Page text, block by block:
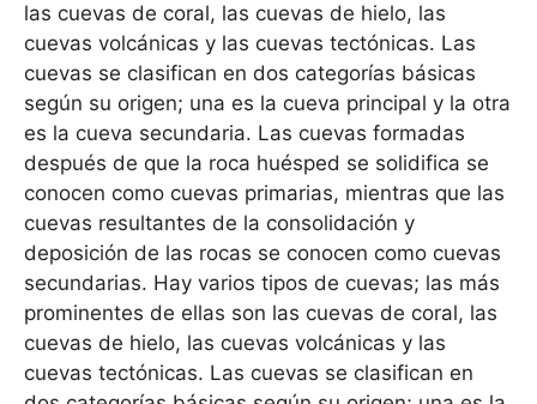
las cuevas de coral, las cuevas de hielo, las
cuevas volcánicas y las cuevas tectónicas. Las
cuevas se clasifican en dos categorías básicas
según su origen; una es la cueva principal y la otra
es la cueva secundaria. Las cuevas formadas
después de que la roca huésped se solidifica se
conocen como cuevas primarias, mientras que las
cuevas resultantes de la consolidación y
deposición de las rocas se conocen como cuevas
secundarias. Hay varios tipos de cuevas; las más
prominentes de ellas son las cuevas de coral, las
cuevas de hielo, las cuevas volcánicas y las
cuevas tectónicas. Las cuevas se clasifican en